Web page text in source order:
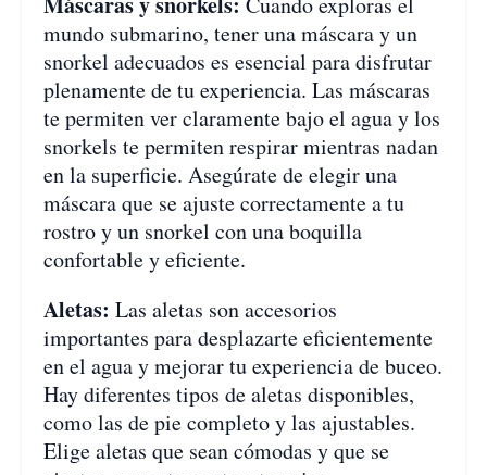
mundo submarino, tener una máscara y un
snorkel adecuados es esencial para disfrutar
plenamente de tu experiencia. Las máscaras
te permiten ver claramente bajo el agua y los
snorkels te permiten respirar mientras nadan
en la superficie. Asegúrate de elegir una
máscara que se ajuste correctamente a tu
rostro y un snorkel con una boquilla
confortable y eficiente.
Aletas: Las aletas son accesorios
importantes para desplazarte eficientemente
en el agua y mejorar tu experiencia de buceo.
Hay diferentes tipos de aletas disponibles,
como las de pie completo y las ajustables.
Elige aletas que sean cómodas y que se